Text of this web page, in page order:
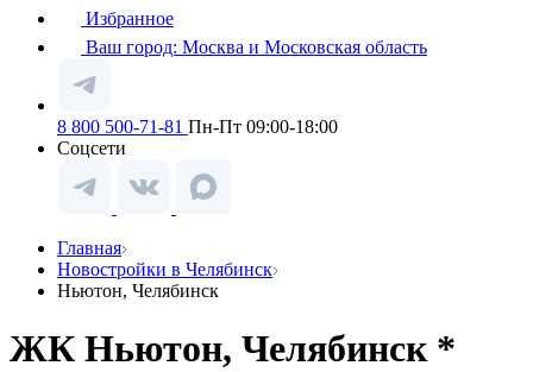
Избранное
Ваш город: Москва и Московская область
8 800 500-71-81 Пн-Пт 09:00-18:00
Соцсети
Главная
Новостройки в Челябинск
Ньютон, Челябинск
ЖК Ньютон, Челябинск *